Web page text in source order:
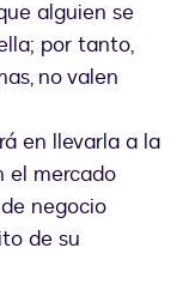
alguien se
por tanto,
no valen
en llevarla a la
el mercado
negocio
de su